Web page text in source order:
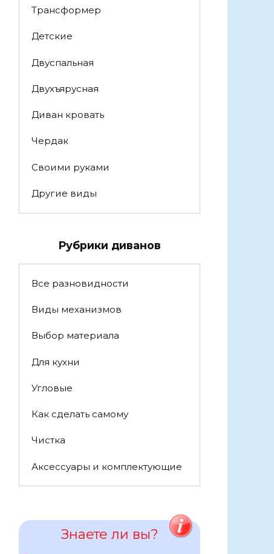
Трансформер
Детские
Двуспальная
Двухъярусная
Диван кровать
Чердак
Своими руками
Другие виды
Рубрики диванов
Все разновидности
Виды механизмов
Выбор материала
Для кухни
Угловые
Как сделать самому
Чистка
Аксессуары и комплектующие
Знаете ли вы?